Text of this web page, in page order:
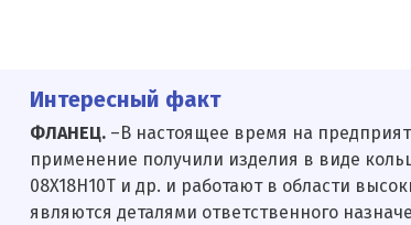
Интересный факт
ФЛАНЕЦ.–В настоящее время на
применение получили изделия в виде
08X18Н10Т и др. и работают в области
являются деталями ответственного